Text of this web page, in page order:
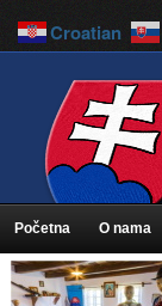
Početna O nama
Croatian